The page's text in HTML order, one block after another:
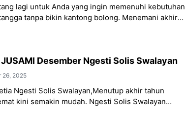
lagi untuk Anda yang ingin memenuhi kebutuhan
tanpa bikin kantong bolong. Menemani akhir
Desember Ngesti Solis Swalayan
26, 2025
Ngesti Solis Swalayan,Menutup akhir tahun
kini semakin mudah. Ngesti Solis Swalayan